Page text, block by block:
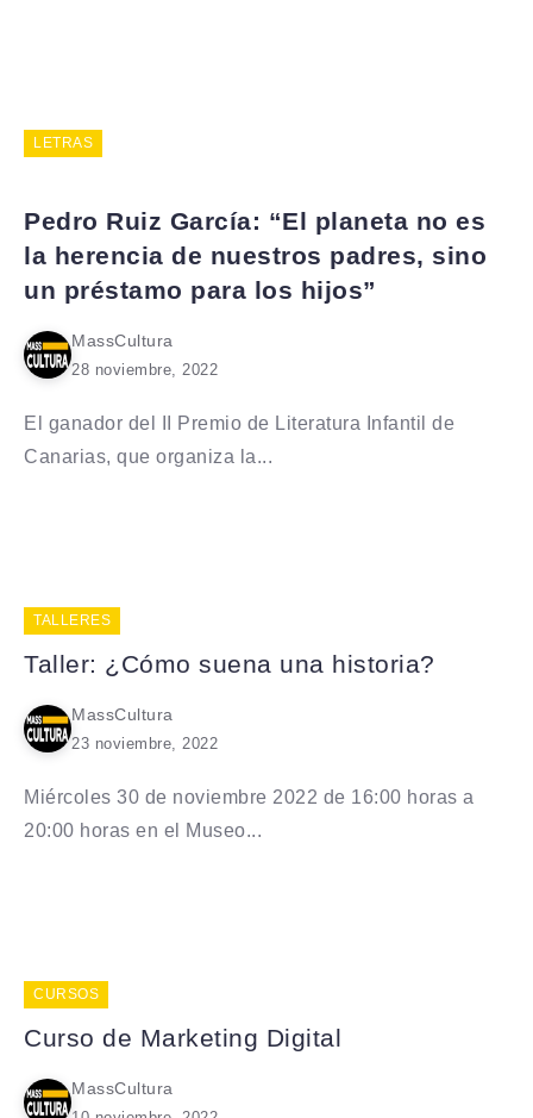
LETRAS
Pedro Ruiz García: “El planeta no es
la herencia de nuestros padres, sino
un préstamo para los hijos”
MassCultura
28 noviembre, 2022
El ganador del II Premio de Literatura Infantil de
Canarias, que organiza la...
TALLERES
Taller: ¿Cómo suena una historia?
MassCultura
23 noviembre, 2022
Miércoles 30 de noviembre 2022 de 16:00 horas a
20:00 horas en el Museo...
CURSOS
Curso de Marketing Digital
MassCultura